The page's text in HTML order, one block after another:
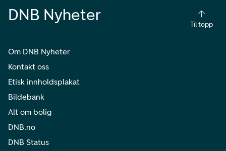
DNB Nyheter
Til topp
Om DNB Nyheter
Kontakt oss
Etisk innholdsplakat
Bildebank
Alt om bolig
DNB.no
DNB Status